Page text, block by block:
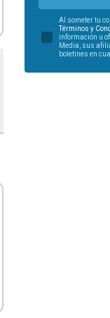
Al someter tu
Términos y
información u
Media, sus
boletines en